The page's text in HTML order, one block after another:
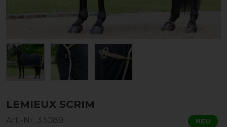
LEMIEUX SCRIM
Art.-Nr: 33089 NEU